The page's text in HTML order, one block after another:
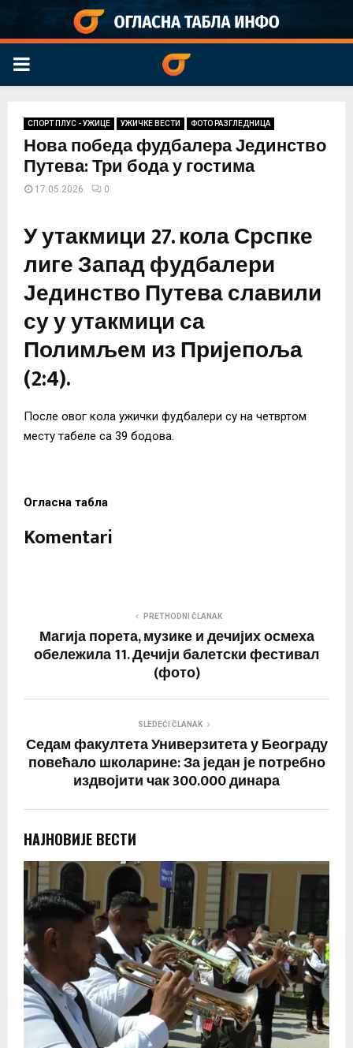
PRIMARY
СПОРТ ПЛУС - УЖИЦЕ УЖИЧКЕ ВЕСТИ ФОТО РАЗГЛЕДНИЦА
Нова победа фудбалера Јединство
Путева: Три бода у гостима
17.05.2026 0
У утакмици 27. кола Срспке
лиге Запад фудбалери
Јединство Путева славили
су у утакмици са
Полимљем из Пријепоља
(2:4).
После овог кола ужички фудбалери су на четвртом
месту табеле са 39 бодова.
Огласна табла
Komentari
PRETHODNI ČLANAK
Магија порета, музике и дечијих осмеха
обележила 11. Дечији балетски фестивал
(фото)
SLEDEĆI ČLANAK
Седам факултета Универзитета у Београду
повећало школарине: За један је потребно
издвојити чак 300.000 динара
НАЈНОВИЈЕ ВЕСТИ